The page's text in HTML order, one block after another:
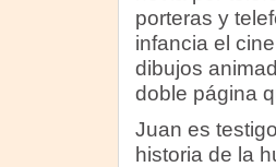
porteras y
infancia el
dibujos
doble página
Juan es
historia de la